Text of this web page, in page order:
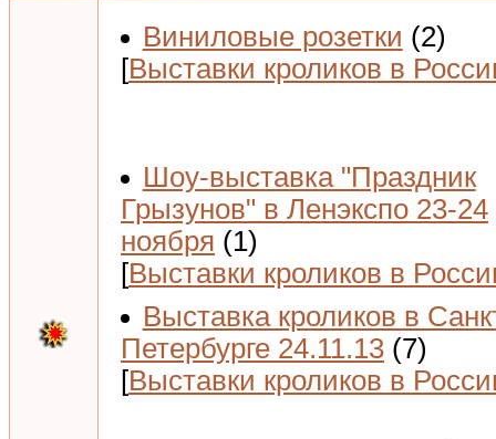
Виниловые розетки (2)
[Выставки кроликов в
Шоу-выставка "Праздник
Грызунов" в Ленэкспо 23-24
ноября (1)
[Выставки кроликов в
Выставка кроликов в
Петербурге 24.11.13 (7)
[Выставки кроликов в